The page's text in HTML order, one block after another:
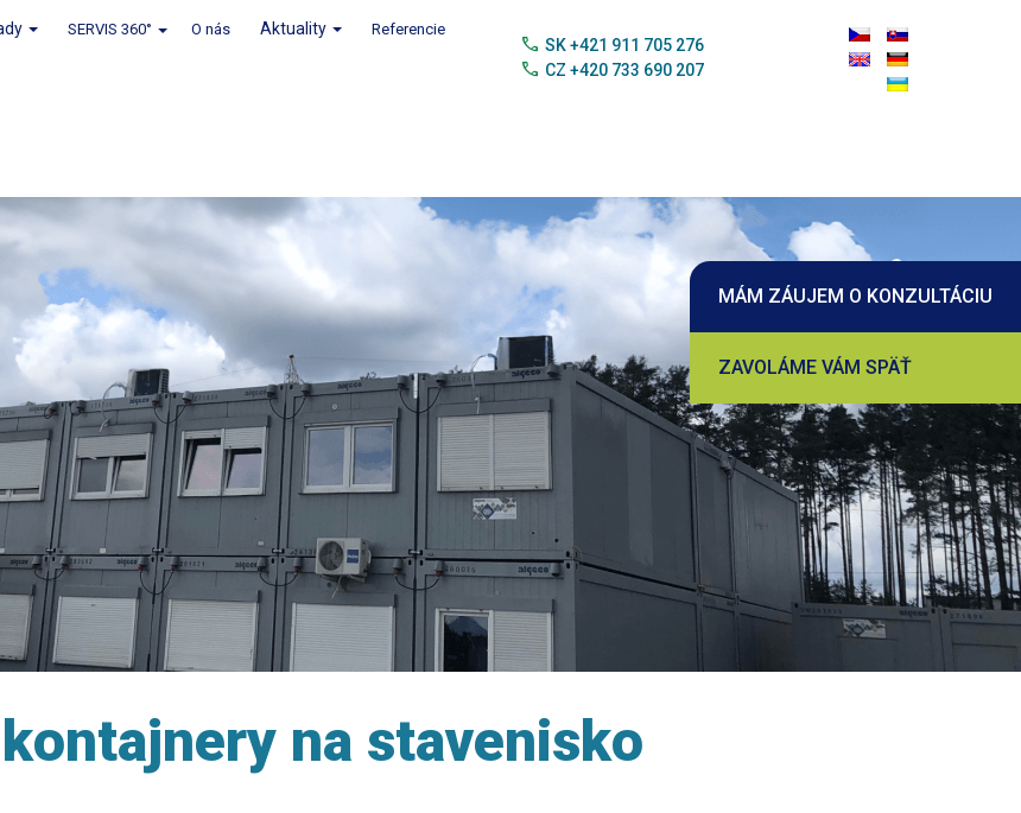
MÁM ZÁUJEM O KONZULTÁCIU
ZAVOLÁME VÁM SPÄŤ
SERVIS 360° O nás Aktuality Referencie
call SK +421 911 705 276
call CZ +420 733 690 207
na stavenisko